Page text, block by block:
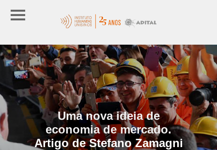
Uma nova ideia de
economia de mercado.
Artigo de Stefano Zamagni